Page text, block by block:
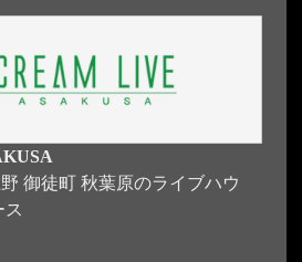
御徒町 秋葉原のライブハウ